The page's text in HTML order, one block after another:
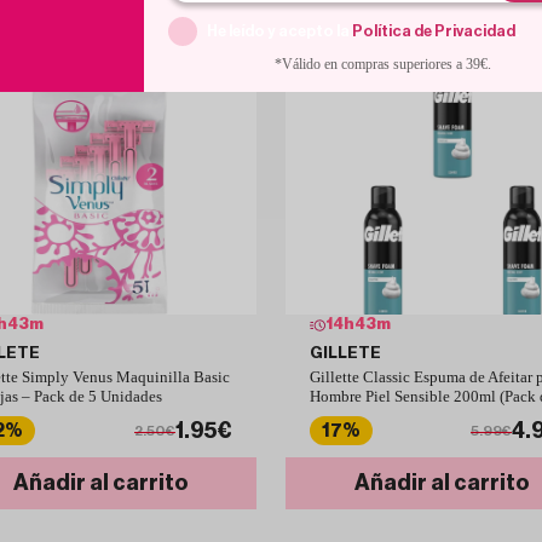
43m
Simply Venus Maquinilla Basic
– Pack de 5 Unidades
2.50€1.95€
Añadir al carrito
14 h43m
GILLETE
Gillette Classic Espuma de Afeitar
Hombre Piel Sensible 200ml (Pack
17% 5.99€
Añadir al carrito
Política de Privacidad
*Válido en compras superiores a 39€.